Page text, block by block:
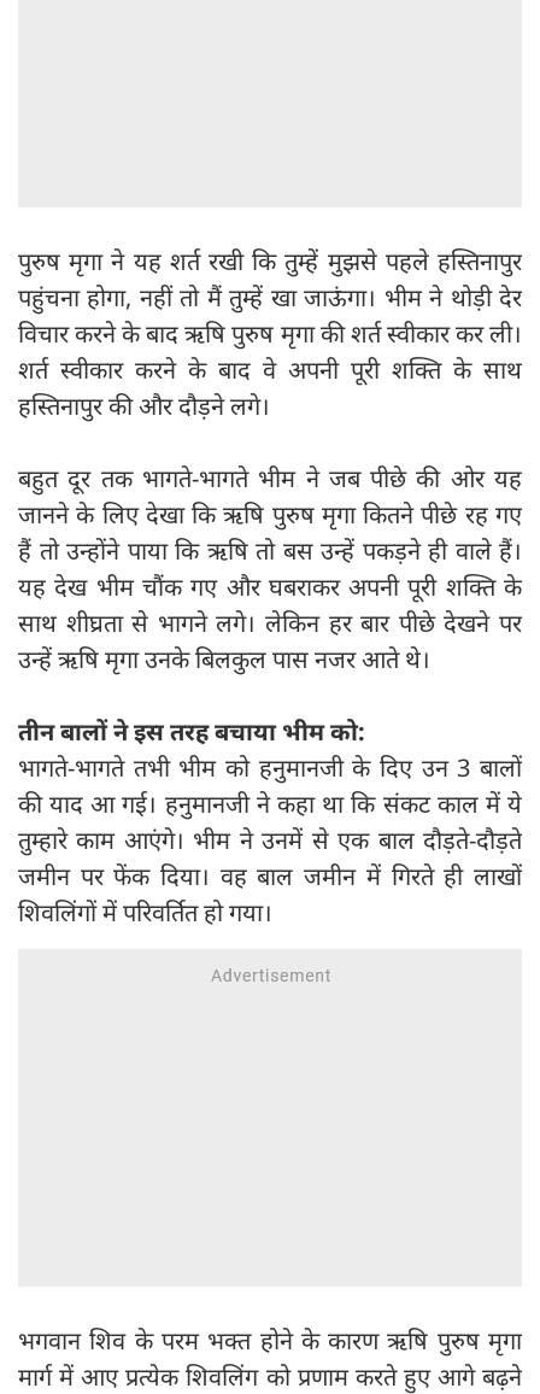
पुरुष मृगा ने यह शर्त रखी कि तुम्हें मुझसे पहले हस्तिनापुर
पहुंचना होगा, नहीं तो मैं तुम्हें खा जाऊंगा। भीम ने थोड़ी देर
विचार करने के बाद ऋषि पुरुष मृगा की शर्त स्वीकार कर ली।
शर्त स्वीकार करने के बाद वे अपनी पूरी शक्ति के साथ
हस्तिनापुर की और दौड़ने लगे।
बहुत दूर तक भागते-भागते भीम ने जब पीछे की ओर यह
जानने के लिए देखा कि ऋषि पुरुष मृगा कितने पीछे रह गए
हैं तो उन्होंने पाया कि ऋषि तो बस उन्हें पकड़ने ही वाले हैं।
यह देख भीम चौंक गए और घबराकर अपनी पूरी शक्ति के
साथ शीघ्रता से भागने लगे। लेकिन हर बार पीछे देखने पर
उन्हें ऋषि मृगा उनके बिलकुल पास नजर आते थे।
तीन बालों ने इस तरह बचाया भीम को:
भागते-भागते तभी भीम को हनुमानजी के दिए उन 3 बालों
की याद आ गई। हनुमानजी ने कहा था कि संकट काल में ये
तुम्हारे काम आएंगे। भीम ने उनमें से एक बाल दौड़ते-दौड़ते
जमीन पर फेंक दिया। वह बाल जमीन में गिरते ही लाखों
शिवलिंगों में परिवर्तित हो गया।
भगवान शिव के परम भक्त होने के कारण ऋषि पुरुष मृगा
मार्ग में आए प्रत्येक शिवलिंग को प्रणाम करते हुए आगे बढ़ने